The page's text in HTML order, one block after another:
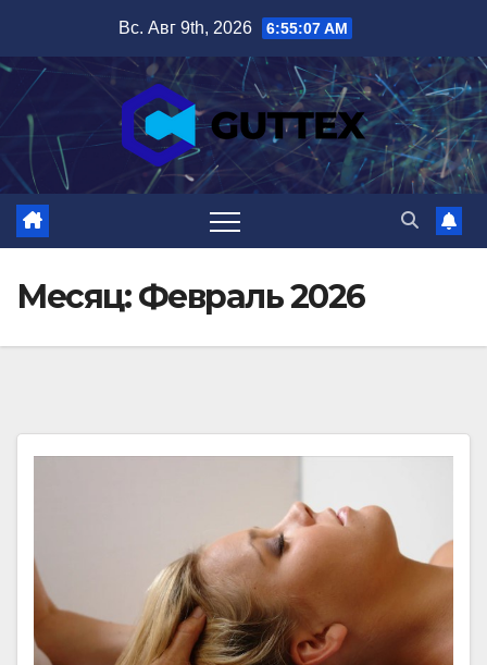
содержимому
Вс. Авг 9th, 2026 6:55:07 AM
Месяц:Февраль 2026